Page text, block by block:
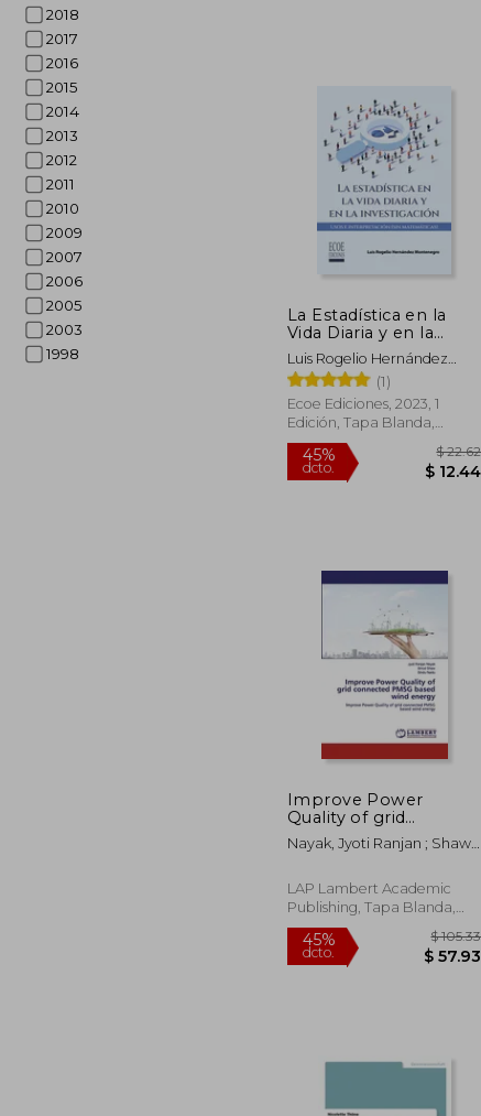
2018
2017
2016
2015
2014
2013
2012
2011
2010
2009
2007
2006
2005
2003
1998
40%
La Estadística en la
Vida Diaria y en la
Investigación
Luis Rogelio Hernández
Montenegro (1)
Ecoe Ediciones, 2023, 1
Edición, Tapa Blanda,
Nuevo
45%
dcto.
Improve Power
Quality of grid
connected PMSG
based wind energy (en
Nayak, Jyoti Ranjan ; Shaw,
LAP Lambert Academic
Publishing, Tapa Blanda,
Nuevo